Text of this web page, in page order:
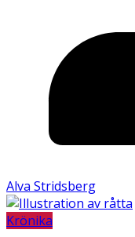
Alva Stridsberg
Krönika